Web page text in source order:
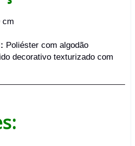
cm
Poliéster com algodão
decorativo texturizado com